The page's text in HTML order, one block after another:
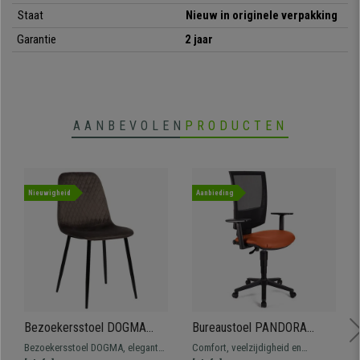
Staat
Nieuw in originele verpakking
Garantie
2 jaar
AANBEVOLEN PRODUCTEN
Nieuwigheid
Bezoekersstoel DOGMA
FLUWEEL, met Capitonné
Bezoekersstoel DOGMA, elegant
Aanbieding
Bureaustoel PANDORA
PLUS LEDER, Mesh
Comfort, veelzijdigheid en